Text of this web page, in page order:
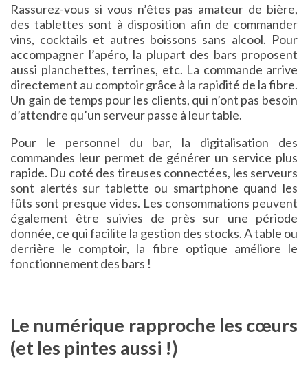
Rassurez-vous si vous n’êtes pas amateur de bière,
des tablettes sont à disposition afin de commander
vins, cocktails et autres boissons sans alcool. Pour
accompagner l’apéro, la plupart des bars proposent
aussi planchettes, terrines, etc. La commande arrive
directement au comptoir grâce à la rapidité de la fibre.
Un gain de temps pour les clients, qui n’ont pas besoin
d’attendre qu’un serveur passe à leur table.
Pour le personnel du bar, la digitalisation des
commandes leur permet de générer un service plus
rapide. Du coté des tireuses connectées, les serveurs
sont alertés sur tablette ou smartphone quand les
fûts sont presque vides. Les consommations peuvent
également être suivies de près sur une période
donnée, ce qui facilite la gestion des stocks. A table ou
derrière le comptoir, la fibre optique améliore le
fonctionnement des bars !
Le numérique rapproche les cœurs
(et les pintes aussi !)